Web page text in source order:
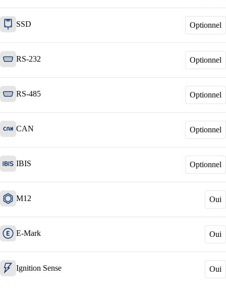
Conception, construction, entretien et support :
l'automatisation des processus de travail
infrastructure ICT.
SSD Optionnel
RS-232 Optionnel
RS-485 Optionnel
CAN Optionnel
IBIS Optionnel
M12 Oui
E-Mark Oui
Ignition Sense Oui